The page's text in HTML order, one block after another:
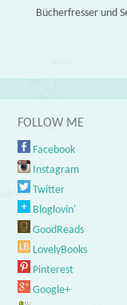
Bücherfresser und
FOLLOW ME
Facebook
Instagram
Twitter
Bloglovin'
GoodReads
LovelyBooks
Pinterest
Google+